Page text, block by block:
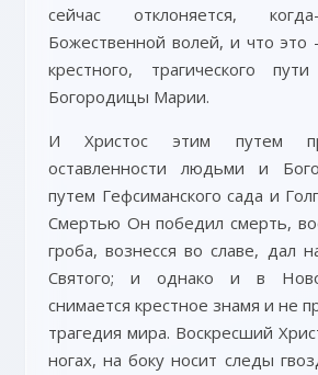
сейчас отклоняется,
Божественной волей, и что это
крестного, трагического
Богородицы Марии.
И Христос этим путем
оставленности людьми и
путем Гефсиманского сада и
Смертью Он победил смерть,
гроба, вознесся во славе, дал
Святого; и однако и в
снимается крестное знамя и не
трагедия мира. Воскресший
ногах, на боку носит следы